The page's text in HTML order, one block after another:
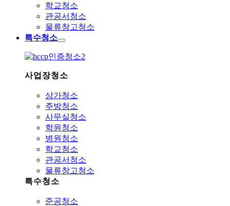
학교청소
관공서청소
물류창고청소
특수청소
사업장청소
상가청소
주방청소
사무실청소
학원청소
병원청소
학교청소
관공서청소
물류창고청소
특수청소
준공청소